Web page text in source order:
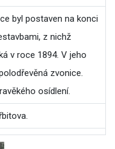
byl postaven na konci
z nichž
v roce 1894. V jeho
zvonice.
osídlení.